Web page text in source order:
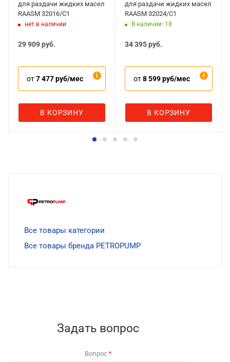
для раздачи жидких масел
RAASM 32016/C1
нет в наличии
29 909руб.
от7 477 руб/мес
В КОРЗИНУ
для раздачи жидких масел
RAASM 32024/C1
В наличии: 18
34 395руб.
от8 599 руб/мес
В КОРЗИНУ
Все товары категории
Все товары бренда PETROPUMP
Задать вопрос
Вопрос *